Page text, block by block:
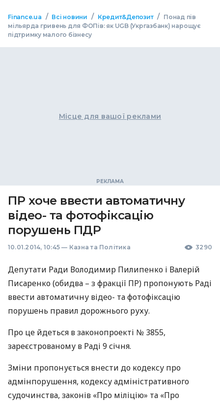
Finance.ua / Всі новини / Кредит&Депозит / Понад пів
мільярда гривень для ФОПів: як UGB (Укргазбанк) нарощує
підтримку малого бізнесу
Місце для вашої реклами
ПР хоче ввести автоматичну
відео- та фотофіксацію
порушень ПДР
10.01.2014, 10:45 — Казна та Політика 3290
Депутати Ради Володимир Пилипенко і Валерій
Писаренко (обидва – з фракції ПР) пропонують Раді
ввести автоматичну відео- та фотофіксацію
порушень правил дорожнього руху.
Про це йдеться в законопроекті № 3855,
зареєстрованому в Раді 9 січня.
Зміни пропонується внести до кодексу про
адмінпорушення, кодексу адміністративного
судочинства, законів «Про міліцію» та «Про